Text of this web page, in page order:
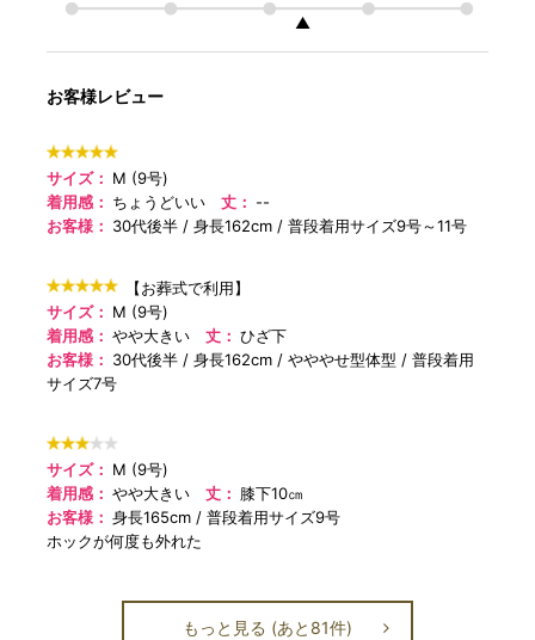
▲
お客様レビュー
サイズ： M (9号)
着用感： ちょうどいい 丈： --
お客様： 30代後半 身長162cm 普段着用サイズ9号～11号
【お葬式で利用】
サイズ： M (9号)
着用感：やや大きい 丈：ひざ下
お客様： 30代後半 身長162cm やややせ型体型
普段着用
サイズ7号
サイズ： M (9号)
着用感：やや大きい 丈： 膝下10㎝
お客様：身長165cm
普段着用サイズ9号
ホックが何度も外れた
もっと見る (あと81件)